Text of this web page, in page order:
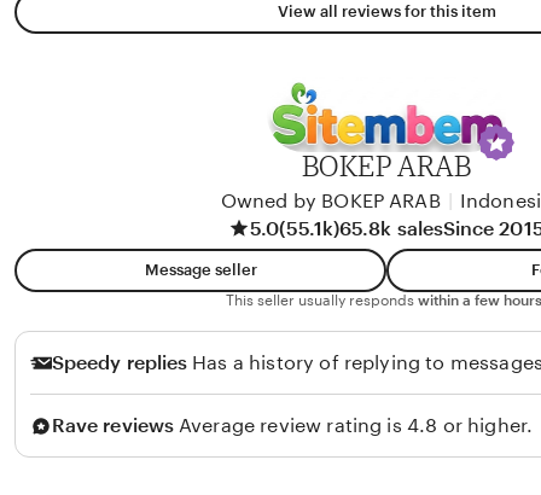
View all reviews for this item
BOKEP ARAB
Owned by BOKEP ARAB
5.0(55.1k)65.8k salesSince
Message seller
This seller usually responds within a few
Speedy replies Has a history of replying to
Rave reviews Average review rating is 4.8 or higher.